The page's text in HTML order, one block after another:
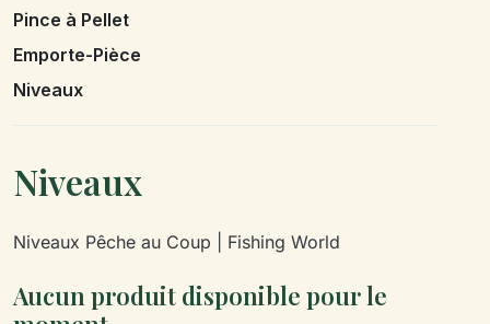
Pince à Pellet
Emporte-Pièce
Niveaux
Niveaux
Niveaux Pêche au Coup | Fishing World
Aucun produit disponible pour le